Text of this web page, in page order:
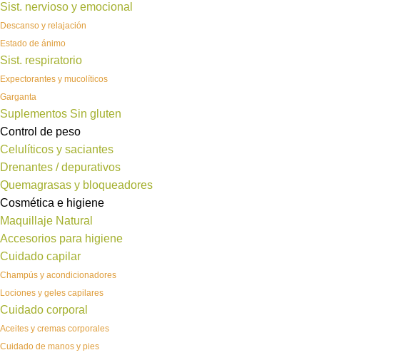
Sist. nervioso y emocional
Descanso y relajación
Estado de ánimo
Sist. respiratorio
Expectorantes y mucolíticos
Garganta
Suplementos Sin gluten
Control de peso
Celulíticos y saciantes
Drenantes / depurativos
Quemagrasas y bloqueadores
Cosmética e higiene
Maquillaje Natural
Accesorios para higiene
Cuidado capilar
Champús y acondicionadores
Lociones y geles capilares
Cuidado corporal
Aceites y cremas corporales
Cuidado de manos y pies